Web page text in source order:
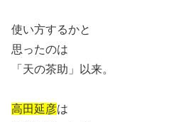
使い方するかと
思ったのは
「天の茶助」以来。
高田延彦は